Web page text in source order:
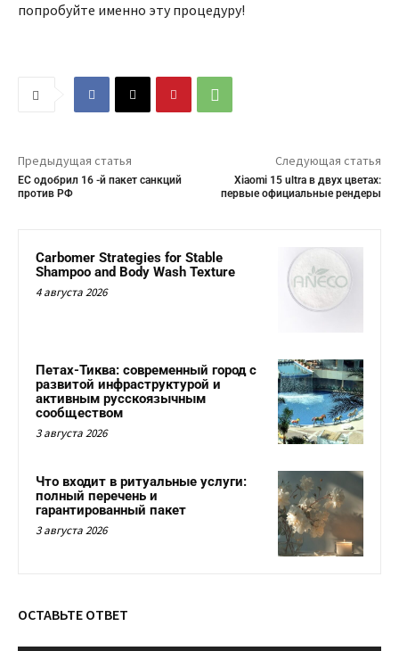
попробуйте именно эту процедуру!
Предыдущая статья
ЕС одобрил 16 -й пакет санкций
против РФ
Следующая статья
Xiaomi 15 ultra в двух цветах:
первые официальные рендеры
Carbomer Strategies for Stable
Shampoo and Body Wash Texture
4 августа 2026
Петах-Тиква: современный город с
развитой инфраструктурой и
активным русскоязычным
сообществом
3 августа 2026
Что входит в ритуальные услуги:
полный перечень и
гарантированный пакет
3 августа 2026
ОСТАВЬТЕ ОТВЕТ